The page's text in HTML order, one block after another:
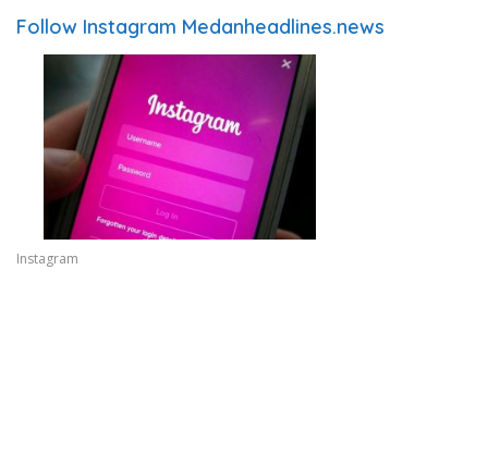
Follow Instagram Medanheadlines.news
Instagram